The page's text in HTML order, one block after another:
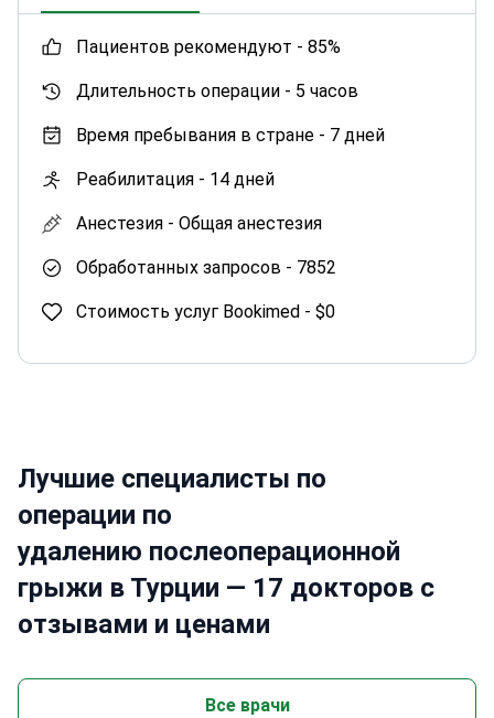
пациентов рекомендуют - 85%
Длительность операции - 5 часов
Время пребывания в стране - 7 дней
Реабилитация - 14 дней
Анестезия - Общая анестезия
Обработанных запросов - 7852
Стоимость услуг Bookimed - $0
Лучшие специалисты по
операции по
удалению послеоперационной
грыжи в Турции — 17 докторов с
отзывами и ценами
Все врачи